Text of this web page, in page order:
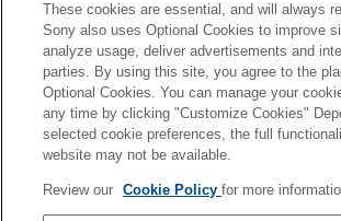
マ表示アシスト
お使いのカメラの本体ソフトウェアがVer.2.00未
ヘルプガイドをご覧ください。
https://helpguide.sony.net/ilc/2040/v1/ja/
These cookies are essential, and will always
Sony also uses Optional Cookies to improve
analyze usage, deliver advertisements and
parties. By using this site, you agree to the
Optional Cookies. You can manage your
any time by clicking "Customize Cookies"
selected cookie preferences, the full
website may not be available.
Review our Cookie Policyfor more